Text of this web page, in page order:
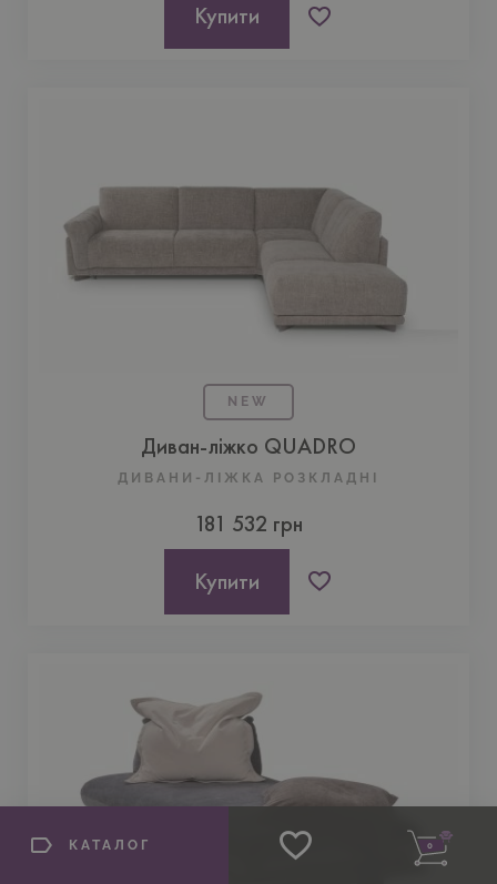
КАТАЛОГ 0
Купити
NEW
Диван-ліжко QUADRO
ДИВАНИ-ЛІЖКА РОЗКЛАДНІ
181 532 грн
Купити